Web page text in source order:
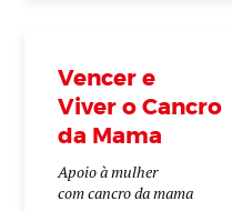
Vencer e
Viver o Cancro
da Mama
Apoio à mulher
com cancro da mama